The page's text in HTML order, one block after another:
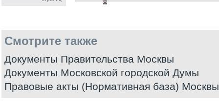
Смотрите также
Документы Правительства Москвы
Документы Московской городской Думы
Правовые акты (Нормативная база) Москвы